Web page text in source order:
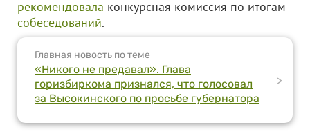
рекомендовала конкурсная комиссия по итогам
собеседований.
Главная новость по теме
«Никого не предавал». Глава
горизбиркома признался, что голосовал
за Высокинского по просьбе губернатора
>